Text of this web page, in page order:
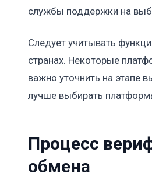
службы поддержки на
Следует учитывать
странах. Некоторые
важно уточнить на этапе
лучше выбирать
Процесс
обмена